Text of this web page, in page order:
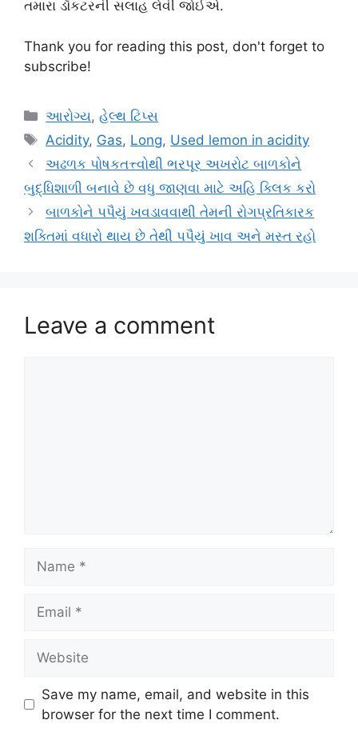
તમારા ડૉકટરની સલાહ લેવી જોઈએ.
Thank you for reading this post, don't forget to
subscribe!
Categories
આરોગ્ય,હેલ્થ ટિપ્સ
Tags
Acidity, Gas, Long, Used lemon in acidity
અઢળક પોષકતત્ત્વોથી ભરપૂર અખરોટ બાળકોને
બુદ્ધિશાળી બનાવે છે વધુ જાણવા માટે અહિ ક્લિક કરો
બાળકોને પપૈયું ખવડાવવાથી તેમની રોગપ્રતિકારક
શક્તિમાં વધારો થાય છે તેથી પપૈયું ખાવ અને મસ્ત રહો
Leave a comment
Save my name, email, and website in this
browser for the next time I comment.